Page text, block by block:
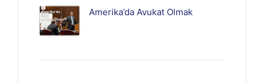
Amerika’da Avukat Olmak